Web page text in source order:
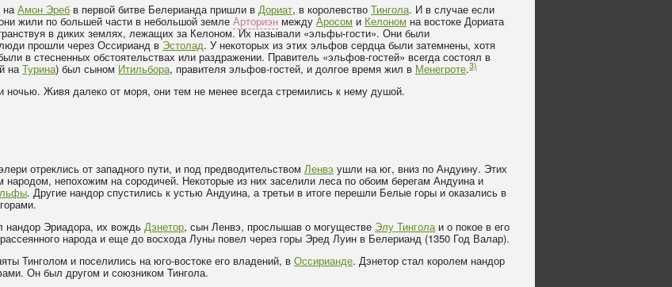
на Амон Эреб в первой битве Белерианда пришли в Дориат, в королевство Тингола. И в случае если
жили по большей части в небольшой земле Арториэн между Аросом и Келоном на востоке Дориата
в диких землях, лежащих за Келоном. Их называли «эльфы-гости». Они были
люди прошли через Оссирианд вЭстолад. У некоторых из этих эльфов сердца были затемнены, хотя
в стесненных обстоятельствах или раздражении. Правитель «эльфов-гостей» всегда состоял в
на Турина) был сыном Итильбора, правителя эльфов-гостей, и долгое время жил в Менегроте.3)
Живя далеко от моря, они тем не менее всегда стремились к нему душой.
отреклись от западного пути, и под предводительством Ленвэ ушли на юг, вниз по Андуину. Этих
народом, непохожим на сородичей. Некоторые из них заселили леса по обоим берегам Андуина и
. Другие нандор спустились к устью Андуина, а третьи в итоге перешли Белые горы и оказались в
нандор Эриадора, их вождь Дэнетор, сын Ленвэ, прослышав о могуществе Элу Тинголаи о покое в его
народа и еще до восхода Луны повел через горы Эред Луин в Белерианд (1350 Год Валар).
Тинголом и поселились на юго-востоке его владений, в Оссирианде. Дэнетор стал королем нандор
Он был другом и союзником Тингола.